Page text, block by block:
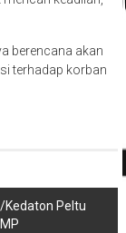
berencana akan
terhadap korban
Kedaton Peltu